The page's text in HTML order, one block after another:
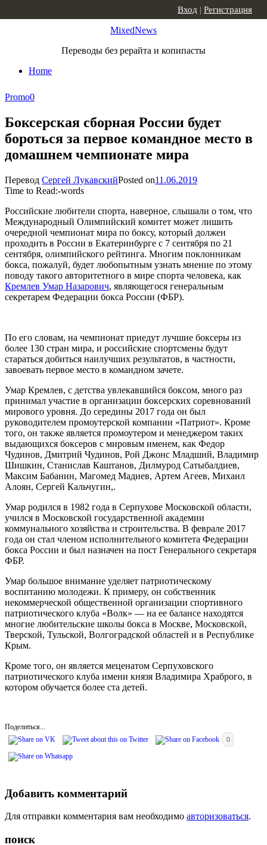
MixedNews
Переводы без рерайта и копипасты
Home
Вход | Регистрация
Promo0
Боксерская сборная России будет
бороться за первое командное место в
домашнем чемпионате мира
Перевод Сергей ЛукавскийPosted on11.06.2019
Time to Read:-words
Российские любители спорта, наверное, слышали о том, что
Международный Олимпийский комитет может лишить
очередной чемпионат мира по боксу, который должен
проходить в России в Екатеринбурге с 7 сентября по 21
сентября, олимпийского рейтинга. Многим поклонникам
бокса, пожалуй, будет любопытным узнать мнение по этому
поводу такого авторитетного в мире спорта человека, как
Кремлев Умар Назарович, являющегося генеральным
секретарем Федерации бокса России (ФБР).
По его словам, на чемпионат приедут лучшие боксеры из
более 130 стран мира, и российские спортсмены будут
стараться добиться наилучших результатов, в частности,
завоевать первое место в командном зачете.
Умар Кремлев, с детства увлекавшийся боксом, много раз
принимал участие в организации боксерских соревнований
мирового уровня. До середины 2017 года он был
руководителем промоутерской компании «Патриот». Кроме
того, он также является промоутером и менеджером таких
выдающихся боксеров с мировым именем, как Федор
Чудинов, Дмитрий Чудинов, Рой Джонс Младший, Владимир
Шишкин, Станислав Каштанов, Дилмурод Сатыбалдиев,
Максим Бабанин, Магомед Мадиев, Артем Агеев, Михаил
Алоян, Сергей Кальчугин,.
Умар родился в 1982 года в Серпухове Московской области,
учился в Московской государственной академии
коммунального хозяйства и строительства. В феврале 2017
года он стал членом исполнительного комитета Федерации
бокса России и был назначен на пост Генерального секретаря
ФБР.
Умар большое внимание уделяет патриотическому
воспитанию молодежи. К примеру, он собственник
некоммерческой общественной организации спортивного
патриотического клуба «Волк» — на ее балансе находятся
многие любительские школы бокса в Москве, Московской,
Тверской, Тульской, Волгоградской областей и в Республике
Крым.
Кроме того, он является меценатом Серпуховского
патриотического клуба имени князя Владимира Храброго, в
котором обучается более ста детей.
Поделиться...
0
Добавить комментарий
Для отправки комментария вам необходимо авторизоваться.
поиск